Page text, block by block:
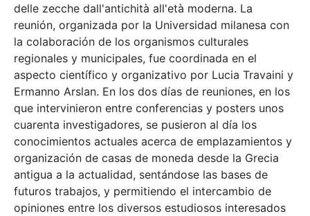
delle zecche dall'antichità all'età moderna. La
reunión, organizada por la Universidad milanesa con
la colaboración de los organismos culturales
regionales y municipales, fue coordinada en el
aspecto científico y organizativo por Lucia Travaini y
Ermanno Arslan. En los dos días de reuniones, en los
que intervinieron entre conferencias y posters unos
cuarenta investigadores, se pusieron al día los
conocimientos actuales acerca de emplazamientos y
organización de casas de moneda desde la Grecia
antigua a la actualidad, sentándose las bases de
futuros trabajos, y permitiendo el intercambio de
opiniones entre los diversos estudiosos interesados